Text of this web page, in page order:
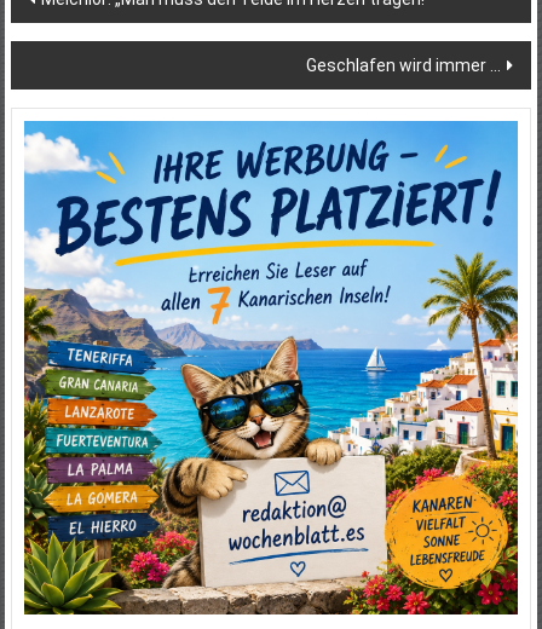
Geschlafen wird immer …